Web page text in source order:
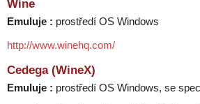
Wine
Emuluje : prostředí OS Windows
http://www.winehq.com/
Cedega (WineX)
Emuluje : prostředí OS Windows, se